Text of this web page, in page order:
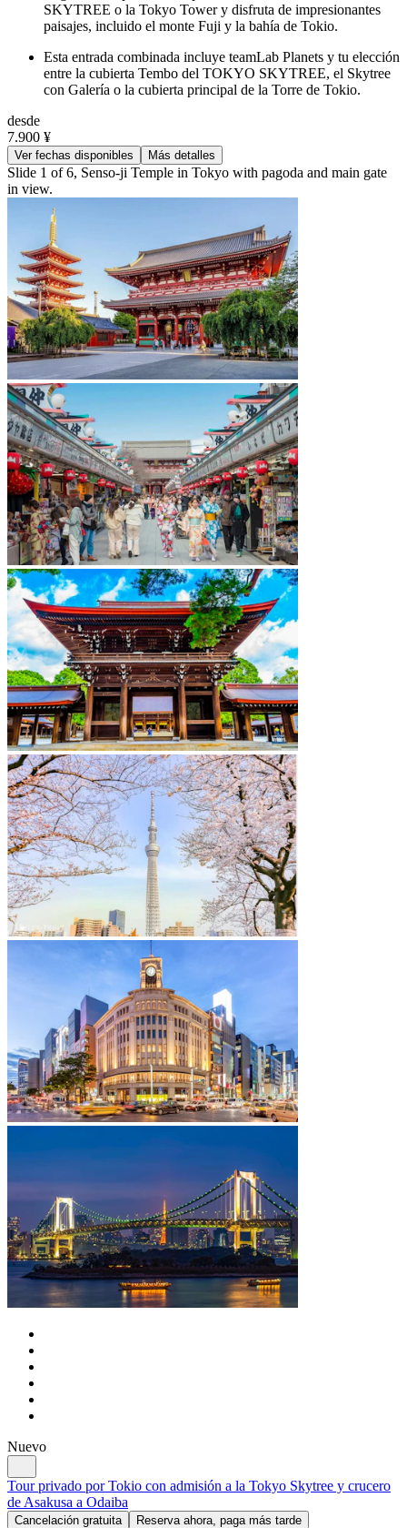
SKYTREE o la Tokyo Tower y disfruta de impresionantes
paisajes, incluido el monte Fuji y la bahía de Tokio.
Esta entrada combinada incluye teamLab Planets y tu elección
entre la cubierta Tembo del TOKYO SKYTREE, el Skytree
con Galería o la cubierta principal de la Torre de Tokio.
desde
7.900 ¥
Ver fechas disponibles Más detalles
Slide 1 of 6, Senso-ji Temple in Tokyo with pagoda and main gate
in view.
Nuevo
Tour privado por Tokio con admisión a la Tokyo Skytree y crucero
de Asakusa a Odaiba
Cancelación gratuita Reserva ahora, paga más tarde